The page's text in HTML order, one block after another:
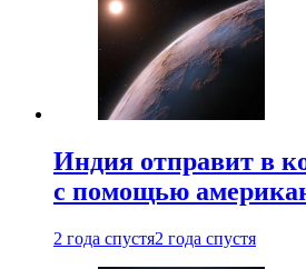
Индия отправит в
с помощью
2 года спустя2 года спустя